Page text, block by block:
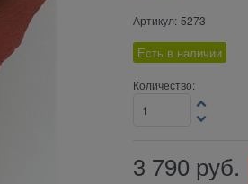
Артикул: 5273
Есть в наличии
Количество:
3 790 руб.